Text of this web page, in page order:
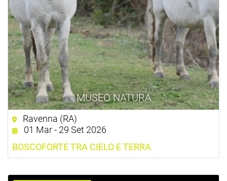
MUSEO NATURA
Ravenna (RA)
01 Mar - 29 Set 2026
BOSCOFORTE TRA CIELO E TERRA